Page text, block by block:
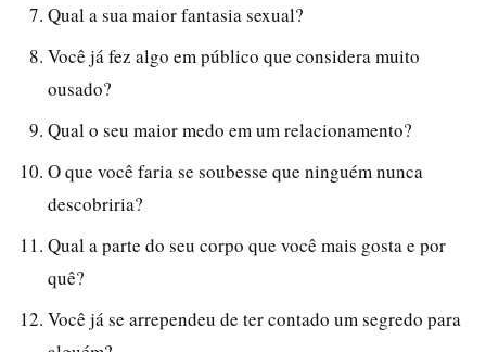
Qual a sua maior fantasia sexual?
Você já fez algo em público que considera muito
ousado?
Qual o seu maior medo em um relacionamento?
O que você faria se soubesse que ninguém nunca
descobriria?
Qual a parte do seu corpo que você mais gosta e por
quê?
Você já se arrependeu de ter contado um segredo para